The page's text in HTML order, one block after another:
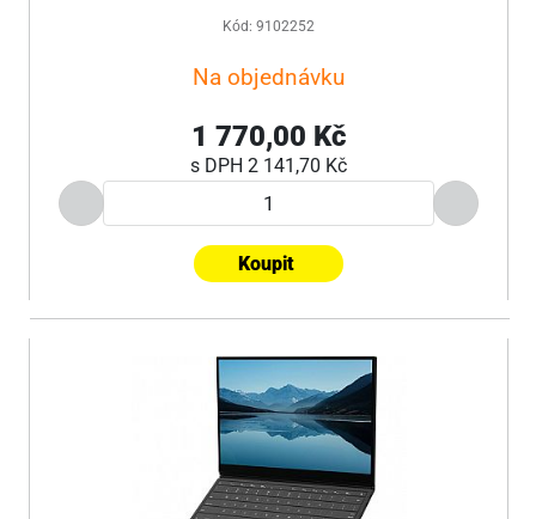
Kód: 9102252
Na objednávku
1 770,00 Kč
s DPH 2 141,70 Kč
Koupit